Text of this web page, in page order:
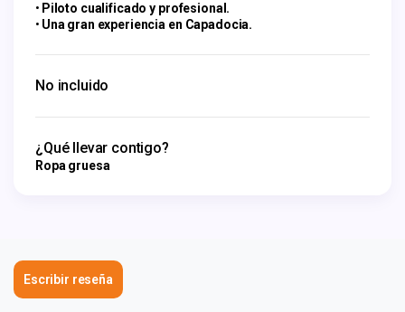
Piloto cualificado y profesional.
Una gran experiencia en Capadocia.
No incluido
¿Qué llevar contigo?
Ropa gruesa
Escribir reseña